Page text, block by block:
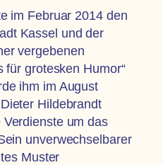
im Februar 2014 den
Kassel und der
vergebenen
für grotesken Humor“
ihm im August
Hildebrandt
um das
unverwechselbarer
Muster